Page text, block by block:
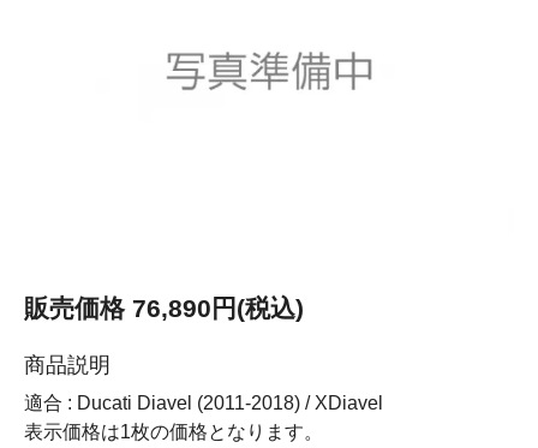
販売価格 76,890円(税込)
商品説明
適合 : Ducati Diavel (2011-2018) / XDiavel
表示価格は1枚の価格となります。